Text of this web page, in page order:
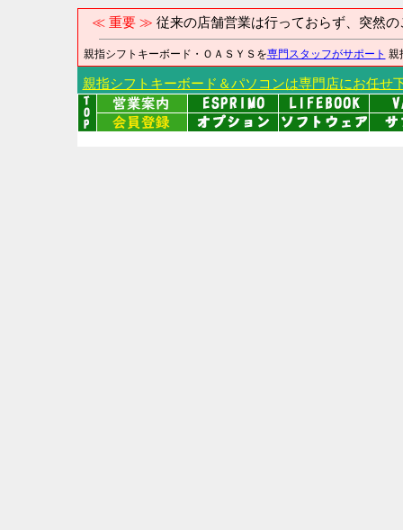
≪ 重要 ≫ 従来の店舗営業は行っておらず、突然
親指シフトキーボード・ＯＡＳＹＳを専門スタッフがサポート 親
親指シフトキーボード＆パソコンは専門店にお任せ